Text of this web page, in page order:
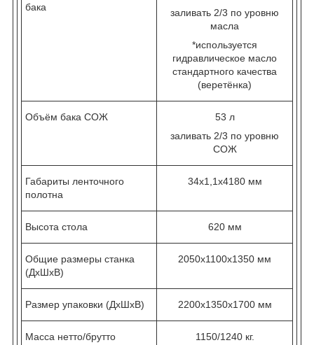
бака
заливать 2/3 по уровню
масла
*используется
гидравлическое масло
стандартного качества
(веретёнка)
Объём бака СОЖ
53 л
заливать 2/3 по уровню
СОЖ
Габариты ленточного
полотна
34х1,1х4180 мм
Высота стола 620 мм
Общие размеры станка
(ДхШхВ)
2050х1100х1350 мм
Размер упаковки (ДхШхВ) 2200х1350х1700 мм
Масса нетто/брутто 1150/1240 кг.